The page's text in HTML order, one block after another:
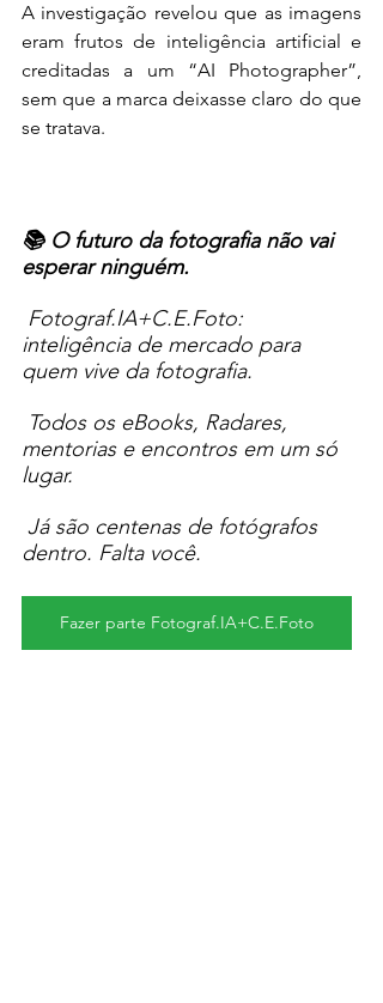
A investigação revelou que as imagens
eram frutos de inteligência artificial e
creditadas a um “AI Photographer”,
sem que a marca deixasse claro do que
se tratava.
📚 O futuro da fotografia não vai
esperar ninguém.
Fotograf.IA+C.E.Foto:
inteligência de mercado para
quem vive da fotografia.
Todos os eBooks, Radares,
mentorias e encontros em um só
lugar.
Já são centenas de fotógrafos
dentro. Falta você.
Fazer parte Fotograf.IA+C.E.Foto